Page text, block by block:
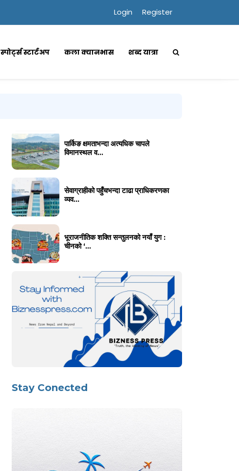
Login Register
स्पोर्ट्स स्टार्टअप कला क्यानभास शब्द यात्रा
पार्किङ क्षमताभन्दा अत्यधिक चापले
विमानस्थल व...
सेवाग्राहीको पहुँचभन्दा टाढा प्राधिकरणका
व्यव...
भूराजनीतिक शक्ति सन्तुलनको नयाँ युग :
चीनको ‘...
Stay Conected